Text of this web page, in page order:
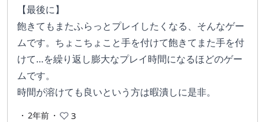
【最後に】
飽きてもまたふらっとプレイしたくなる、そんなゲー
ムです。ちょこちょこと手を付けて飽きてまた手を付
けて…を繰り返し膨大なプレイ時間になるほどのゲー
ムです。
時間が溶けても良いという方は暇潰しに是非。
・ 2年前 ・ 3